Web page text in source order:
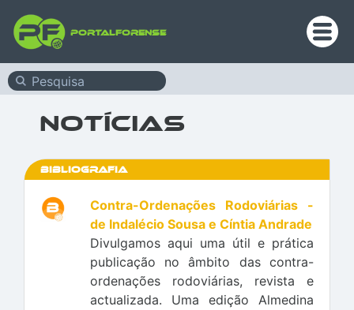
PortalForense
Notícias
Bibliografia
Contra-Ordenações Rodoviárias -
de Indalécio Sousa e Cíntia Andrade
Divulgamos aqui uma útil e prática
publicação no âmbito das contra-
ordenações rodoviárias, revista e
actualizada. Uma edição Almedina